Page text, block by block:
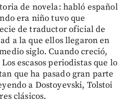
de novela: habló español
era niño tuvo que
de traductor oficial de
a la que ellos llegaron en
siglo. Cuando creció,
escasos periodistas que lo
que ha pasado gran parte
a Dostoyevski, Tolstoi
clásicos.